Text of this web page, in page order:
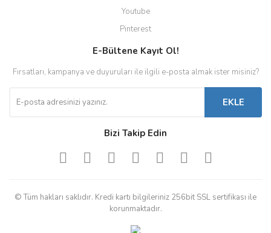
Youtube
Pinterest
E-Bültene Kayıt Ol!
Fırsatları, kampanya ve duyuruları ile ilgili e-posta almak ister misiniz?
EKLE
Bizi Takip Edin
© Tüm hakları saklıdır. Kredi kartı bilgileriniz 256bit SSL sertifikası ile
korunmaktadır.